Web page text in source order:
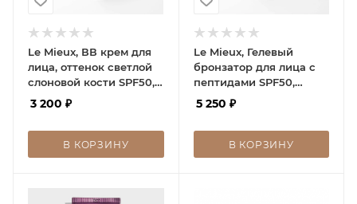
Le Mieux, ВВ крем для
лица, оттенок светлой
слоновой кости SPF50,
Just Glow BB Cream
Light Ivory
3 200 ₽
В КОРЗИНУ
Le Mieux, Гелевый
бронзатор для лица с
пептидами SPF50,
Naked Glow Bronzer
tube
5 250 ₽
В КОРЗИНУ